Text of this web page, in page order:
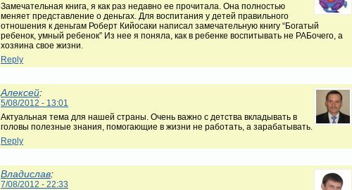
Замечательная книга, я как раз недавно ее прочитала. Она полностью
меняет представление о деньгах. Для воспитания у детей правильного
отношения к деньгам Роберт Кийосаки написал замечательную книгу “Богатый
ребенок, умный ребенок” Из нее я поняла, как в ребенке воспитывать не РАБочего, а
хозяина свое жизни.
Reply
Алексей:
5/08/2012 - 13:01
Актуальная тема для нашей страны. Очень важно с детства вкладывать в
головы полезные знания, помогающие в жизни не работать, а зарабатывать.
Reply
Владислав:
7/08/2012 - 22:33